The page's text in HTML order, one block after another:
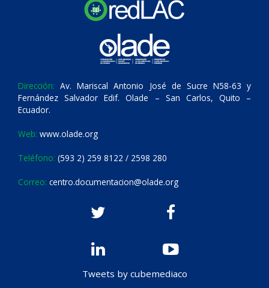
Dirección: Av. Mariscal Antonio José de Sucre N58-63 y
Fernández Salvador Edif. Olade – San Carlos, Quito –
Ecuador.
Web: www.olade.org
Teléfono: (593 2) 259 8122 / 2598 280
Correo: centro.documentacion@olade.org
Tweets by cubemediaco